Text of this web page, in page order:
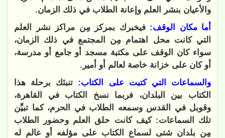
والأعيان بنشر العلم وإعانة الطلاب في ذلك الزمان.
أما مكان الوقف: فيخبرك بمركز مِن مراكز نشر العلم
التي كانت محل اهتمام مِن المجتمع في ذلك الزمان،
سواء كان الوقف على مكتبة مسجد أو جامع أو مدرسة،
أو كان على خزانة خاصة لعالم أو أمير.
والسماعات التي كتبت على الكتاب: تنبئك برحلة هذا
الكتاب بين البلدان، فربما نسخ الكتاب في القاهرة،
وقوبل في القدس وسمعه الطلاب في الحرم، كما تبيِّن
تلك السماعات: كيف كانت حلق العلم وحضور الطلاب
مِن بلدان شتى لسماع الكتاب على مؤلفه أو عالم له